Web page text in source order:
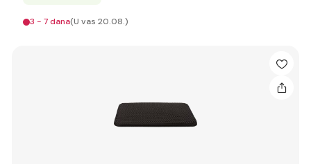
3 - 7 dana(U vas 20.08.)